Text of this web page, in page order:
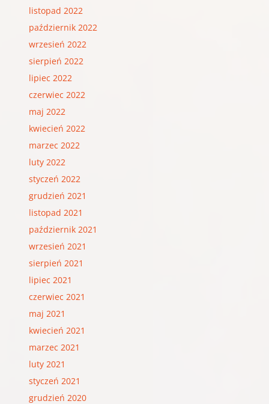
listopad 2022
październik 2022
wrzesień 2022
sierpień 2022
lipiec 2022
czerwiec 2022
maj 2022
kwiecień 2022
marzec 2022
luty 2022
styczeń 2022
grudzień 2021
listopad 2021
październik 2021
wrzesień 2021
sierpień 2021
lipiec 2021
czerwiec 2021
maj 2021
kwiecień 2021
marzec 2021
luty 2021
styczeń 2021
grudzień 2020